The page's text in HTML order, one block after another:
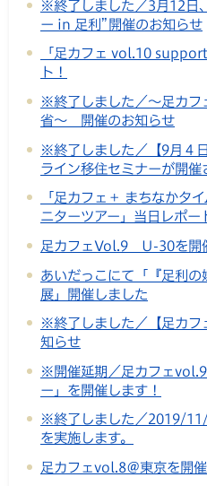
※終了しました／3月12日
ー in 足利”開催のお知らせ
「足カフェ vol.10
ト！
※終了しました／～足カ
省～ 開催のお知らせ
※終了しました／【9月４
ライン移住セミナーが開催
「足カフェ＋ まちなかタ
ニターツアー」当日レポー
足カフェVol.9 U-30を開
あいだっこにて「『足利
展」開催しました
※終了しました／【足カ
知らせ
※開催延期／足カフェ
ー」を開催します！
※終了しました／2019/
を実施します。
足カフェvol.8＠東京を開